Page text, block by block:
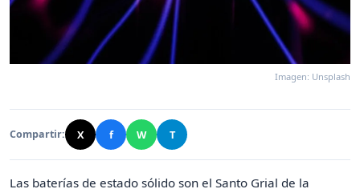
Imagen: Unsplash
Compartir: X f W T
Las baterías de estado sólido son el Santo Grial de la